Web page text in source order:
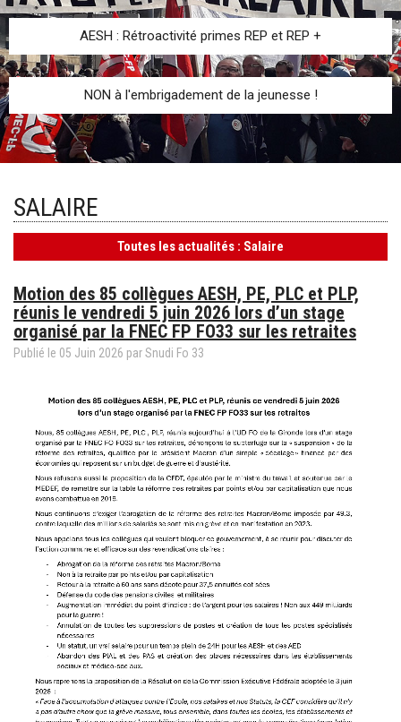
AESH : Rétroactivité primes REP et REP +
NON à l'embrigadement de la jeunesse !
SALAIRE
Toutes les actualités : Salaire
Motion des 85 collègues AESH, PE, PLC et PLP,
réunis le vendredi 5 juin 2026 lors d’un stage
organisé par la FNEC FP FO33 sur les retraites
Publié le 05 Juin 2026 parSnudi Fo 33